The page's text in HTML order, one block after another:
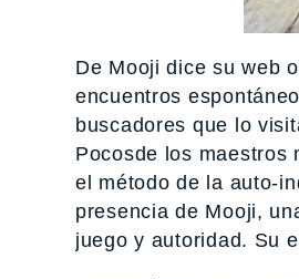
De Mooji dice su web
encuentros
buscadores que lo
Pocosde los maestros
el método de la auto-
presencia de Mooji,
juego y autoridad. Su